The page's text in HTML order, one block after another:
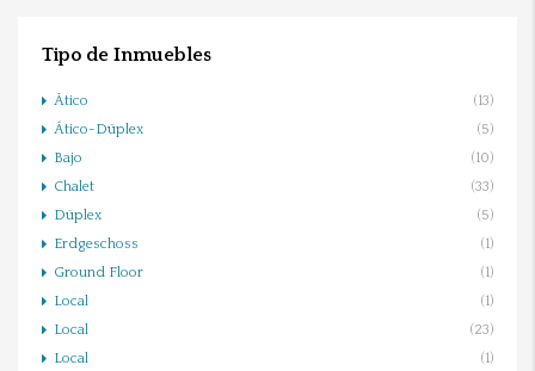
Tipo de Inmuebles
Ático
(13)
Ático-Dúplex
(5)
Bajo
(10)
Chalet
(33)
Dúplex
(5)
Erdgeschoss
(1)
Ground Floor
(1)
Local
(1)
Local
(23)
Local
(1)